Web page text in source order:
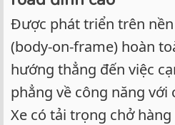
Được phát triển trên
(body-on-frame) hoàn
hướng thẳng đến việc
phẳng về công năng với
Xe có tải trọng chở